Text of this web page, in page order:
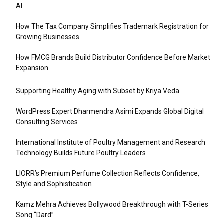
AI
How The Tax Company Simplifies Trademark Registration for
Growing Businesses
How FMCG Brands Build Distributor Confidence Before Market
Expansion
Supporting Healthy Aging with Subset by Kriya Veda
WordPress Expert Dharmendra Asimi Expands Global Digital
Consulting Services
International Institute of Poultry Management and Research
Technology Builds Future Poultry Leaders
LIORR’s Premium Perfume Collection Reflects Confidence,
Style and Sophistication
Kamz Mehra Achieves Bollywood Breakthrough with T-Series
Song “Dard”